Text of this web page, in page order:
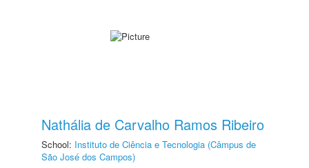
Nathália de Carvalho Ramos Ribeiro
School: Instituto de Ciência e Tecnologia (Câmpus de
São José dos Campos)